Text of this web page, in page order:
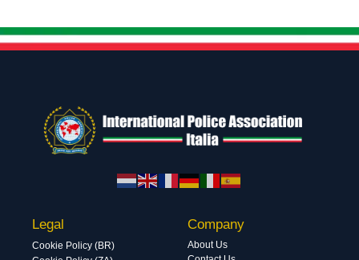
Legal
Cookie Policy (BR)
Company
About Us